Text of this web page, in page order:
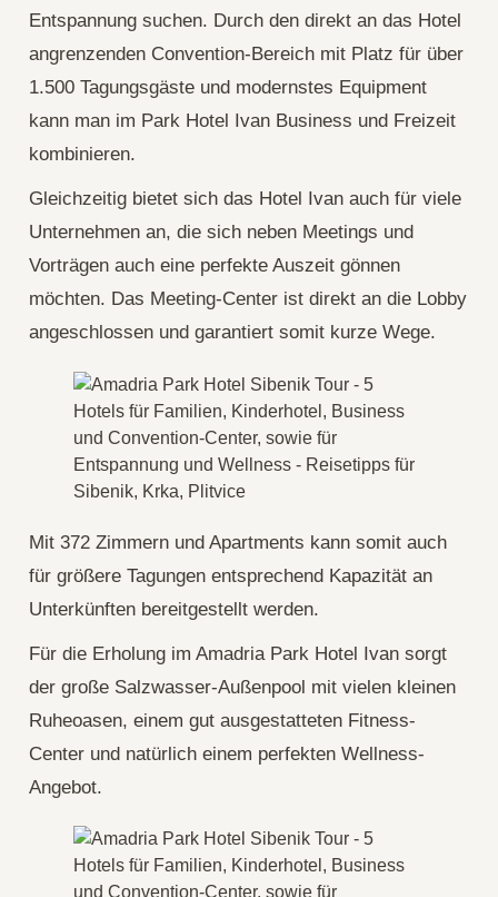
Entspannung suchen. Durch den direkt an das Hotel
angrenzenden Convention-Bereich mit Platz für über
1.500 Tagungsgäste und modernstes Equipment
kann man im Park Hotel Ivan Business und Freizeit
kombinieren.
Gleichzeitig bietet sich das Hotel Ivan auch für viele
Unternehmen an, die sich neben Meetings und
Vorträgen auch eine perfekte Auszeit gönnen
möchten. Das Meeting-Center ist direkt an die Lobby
angeschlossen und garantiert somit kurze Wege.
Mit 372 Zimmern und Apartments kann somit auch
für größere Tagungen entsprechend Kapazität an
Unterkünften bereitgestellt werden.
Für die Erholung im Amadria Park Hotel Ivan sorgt
der große Salzwasser-Außenpool mit vielen kleinen
Ruheoasen, einem gut ausgestatteten Fitness-
Center und natürlich einem perfekten Wellness-
Angebot.